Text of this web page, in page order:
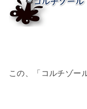
この、「コルチゾー